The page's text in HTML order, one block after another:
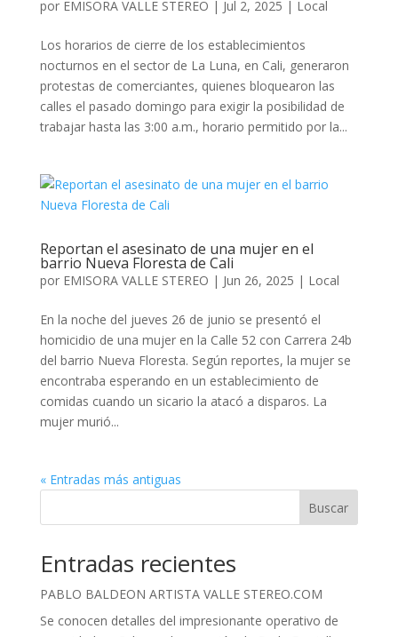
por EMISORA VALLE STEREO | Jul 2, 2025 | Local
Los horarios de cierre de los establecimientos
nocturnos en el sector de La Luna, en Cali, generaron
protestas de comerciantes, quienes bloquearon las
calles el pasado domingo para exigir la posibilidad de
trabajar hasta las 3:00 a.m., horario permitido por la...
Reportan el asesinato de una mujer en el
barrio Nueva Floresta de Cali
por EMISORA VALLE STEREO | Jun 26, 2025 | Local
En la noche del jueves 26 de junio se presentó el
homicidio de una mujer en la Calle 52 con Carrera 24b
del barrio Nueva Floresta. Según reportes, la mujer se
encontraba esperando en un establecimiento de
comidas cuando un sicario la atacó a disparos. La
mujer murió...
« Entradas más antiguas
Buscar
Entradas recientes
PABLO BALDEON ARTISTA VALLE STEREO.COM
Se conocen detalles del impresionante operativo de